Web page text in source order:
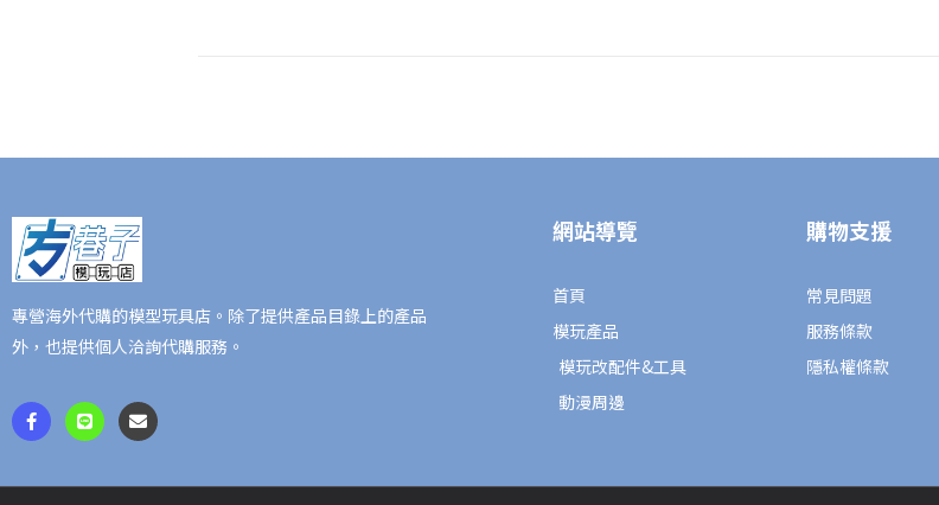
專營海外代購的模型玩具店。除了提供產品目錄上的產品
外，也提供個人洽詢代購服務。
F
a
c
o
L
i
n
E
n
v
o
網站導覽
首頁
模玩產品
模玩改配件&工具
動漫周邊
購物支援
常見問題
服務條款
隱私權條款